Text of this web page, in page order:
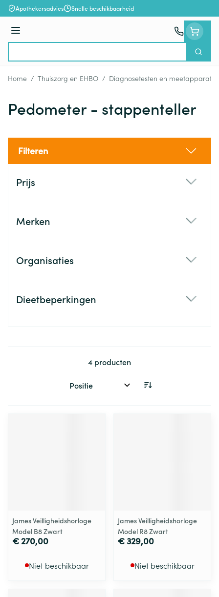
Ga naar de inhoud
Apothekersadvies Snelle beschikbaarheid
Menu
Zoek
Home / Thuiszorg en EHBO / Diagnosetesten en
Pedometer - stappenteller
Filteren
Prijs
Merken
Organisaties
Dieetbeperkingen
4 producten
Sorteer op:
James Veilligheidshorloge
Model B8 Zwart
€ 270,00
Niet beschikbaar
James Veilligheidshorloge
Model R8 Zwart
€ 329,00
Niet beschikbaar